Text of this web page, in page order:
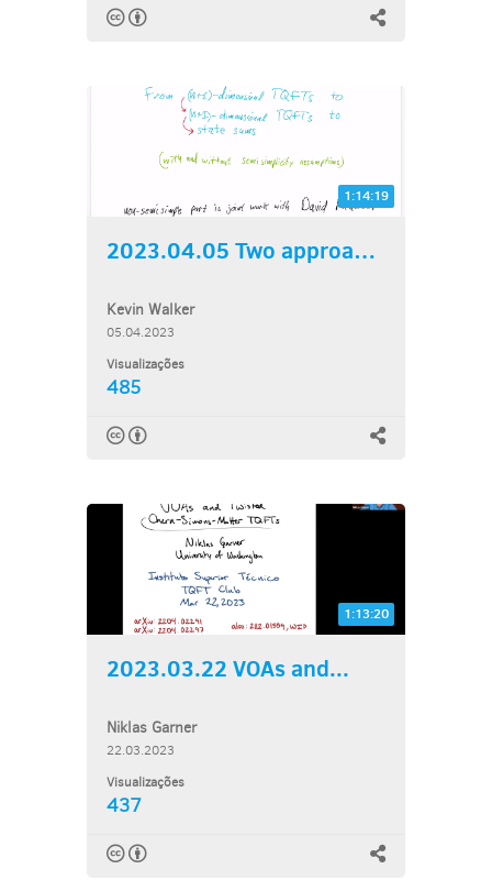
1:14:19
2023.04.05 Two approaches...
Kevin Walker
05.04.2023
Visualizações
485
1:13:20
2023.03.22 VOAs and...
Niklas Garner
22.03.2023
Visualizações
437